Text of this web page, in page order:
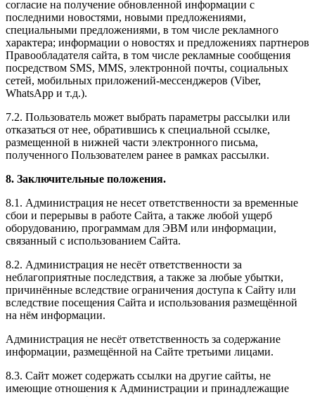
согласие на получение обновленной информации с
последними новостями, новыми предложениями,
специальными предложениями, в том числе рекламного
характера; информации о новостях и предложениях партнеров
Правообладателя сайта, в том числе рекламные сообщения
посредством SMS, MMS, электронной почты, социальных
сетей, мобильных приложений-мессенджеров (Viber,
WhatsApp и т.д.).
7.2. Пользователь может выбрать параметры рассылки или
отказаться от нее, обратившись к специальной ссылке,
размещенной в нижней части электронного письма,
полученного Пользователем ранее в рамках рассылки.
8. Заключительные положения.
8.1. Администрация не несет ответственности за временные
сбои и перерывы в работе Сайта, а также любой ущерб
оборудованию, программам для ЭВМ или информации,
связанный с использованием Сайта.
8.2. Администрация не несёт ответственности за
неблагоприятные последствия, а также за любые убытки,
причинённые вследствие ограничения доступа к Сайту или
вследствие посещения Сайта и использования размещённой
на нём информации.
Администрация не несёт ответственность за содержание
информации, размещённой на Сайте третьими лицами.
8.3. Сайт может содержать ссылки на другие сайты, не
имеющие отношения к Администрации и принадлежащие